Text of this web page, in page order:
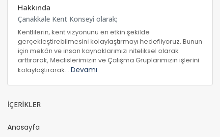
Hakkında
Çanakkale Kent Konseyi olarak;
Kentlilerin, kent vizyonunu en etkin şekilde
gerçekleştirebilmesini kolaylaştırmayı hedefliyoruz. Bunun
için mekân ve insan kaynaklarımızı niteliksel olarak
arttırarak, Meclislerimizin ve Çalışma Gruplarımızın işlerini
kolaylaştırarak... Devamı
İÇERİKLER
Anasayfa